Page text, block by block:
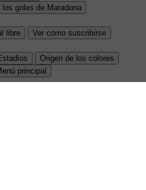
los goles de Maradona
libre
Ver cómo suscribirse
Origen de los colores
principal